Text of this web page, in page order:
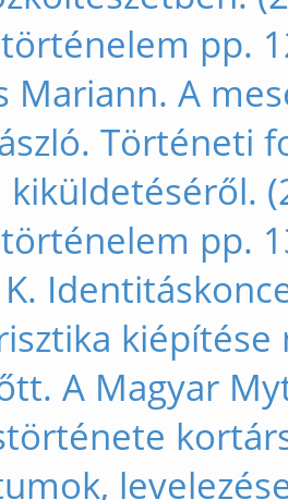
pp.
Mariann. A
Történeti
pp.
kiépítése
A Magyar